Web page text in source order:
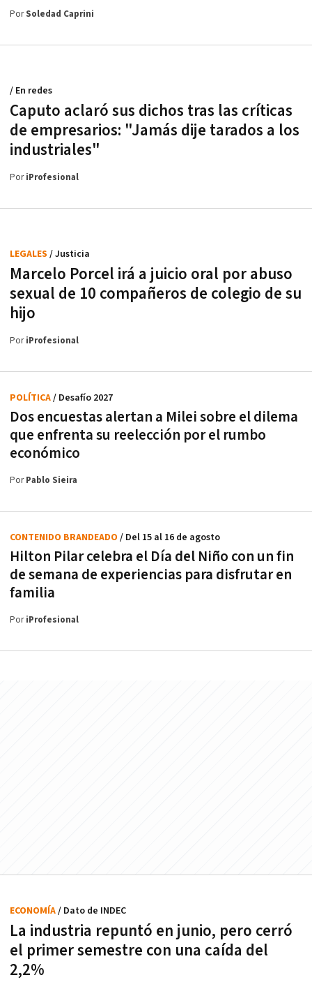
PorSoledad Caprini
Caputo aclaró sus dichos tras las críticas
de empresarios: "Jamás dije tarados a los
industriales"
/ En redes
PoriProfesional
Marcelo Porcel irá a juicio oral por abuso
sexual de 10 compañeros de colegio de su
hijo
LEGALES / Justicia
PoriProfesional
Dos encuestas alertan a Milei sobre el dilema
que enfrenta su reelección por el rumbo
económico
POLÍTICA/ Desafío 2027
PorPablo Sieira
Hilton Pilar celebra el Día del Niño con un fin
de semana de experiencias para disfrutar en
familia
CONTENIDO BRANDEADO / Del 15 al 16 de agosto
PoriProfesional
La industria repuntó en junio, pero cerró
el primer semestre con una caída del
2,2%
ECONOMÍA/ Dato de INDEC